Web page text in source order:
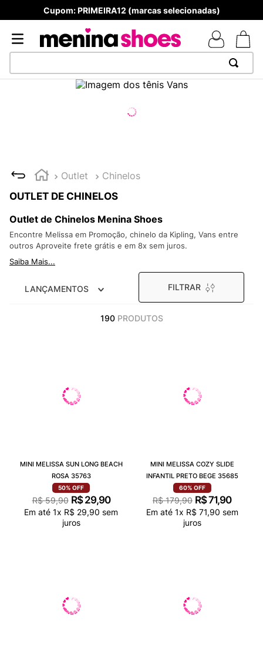
Cupom: PRIMEIRA12 (marcas selecionadas)
Outlet
Chinelos
OUTLET DE CHINELOS
Outlet de Chinelos Menina Shoes
Encontre Melissa em Promoção, chinelo da Kipling, Vans entre
outros Aproveite frete grátis e em 8x sem juros.
Saiba Mais...
LANÇAMENTOS FILTRAR
190 PRODUTOS
MINI MELISSA SUN LONG BEACH
ROSA 35763
50% OFF
R$ 59,90 R$ 29,90
Em até 1x R$ 29,90 sem
juros
MINI MELISSA COZY SLIDE
INFANTIL PRETO BEGE 35685
60% OFF
R$ 179,90 R$71,90
Em até 1x R$ 71,90 sem
juros
TERMOS MAIS BUSCADOS
8º
NEW BALANCE 204L
9º
NEW 530
10º VANS TÊNIS VANS ULTRARANGE